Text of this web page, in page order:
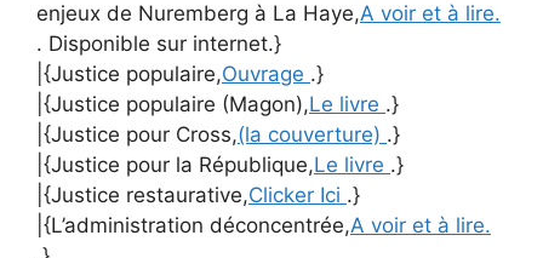
enjeux de Nuremberg à La Haye,A voir et à lire.
. Disponible sur internet.}
|{Justice populaire,Ouvrage .}
|{Justice populaire (Magon),Le livre .}
|{Justice pour Cross,(la couverture) .}
|{Justice pour la République,Le livre .}
|{Justice restaurative,Clicker Ici .}
|{L’administration déconcentrée,A voir et à lire.